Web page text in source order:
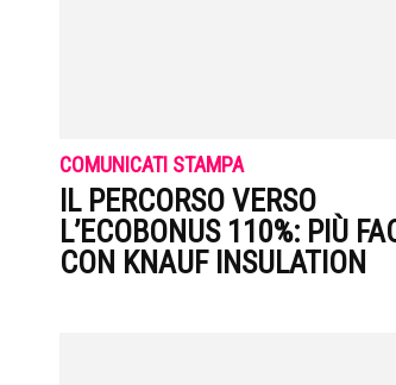
COMUNICATI STAMPA
IL PERCORSO VERSO
L’ECOBONUS 110%: PIÙ
CON KNAUF INSULATION